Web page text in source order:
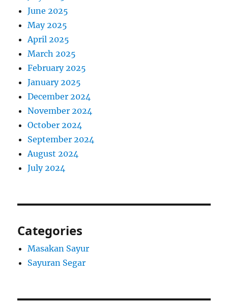
June 2025
May 2025
April 2025
March 2025
February 2025
January 2025
December 2024
November 2024
October 2024
September 2024
August 2024
July 2024
Categories
Masakan Sayur
Sayuran Segar